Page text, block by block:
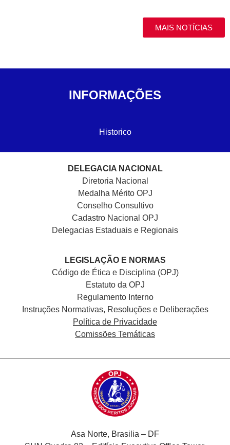
MAIS NOTÍCIAS
INFORMAÇÕES
Historico
DELEGACIA NACIONAL
Diretoria Nacional
Medalha Mérito OPJ
Conselho Consultivo
Cadastro Nacional OPJ
Delegacias Estaduais e Regionais
LEGISLAÇÃO E NORMAS
Código de Ética e Disciplina (OPJ)
Estatuto da OPJ
Regulamento Interno
Instruções Normativas, Resoluções e Deliberações
Política de Privacidade
Comissões Temáticas
Asa Norte, Brasilia – DF